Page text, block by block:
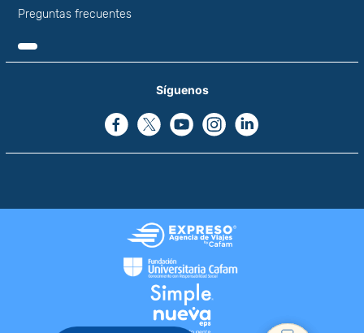
Preguntas frecuentes
Síguenos